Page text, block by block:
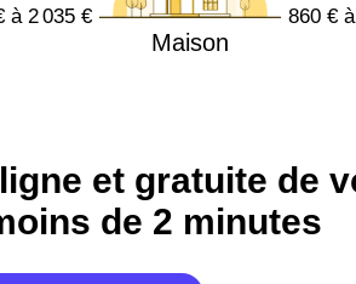
à 2 035 €
Maison
860 €
et gratuite de
de 2 minutes